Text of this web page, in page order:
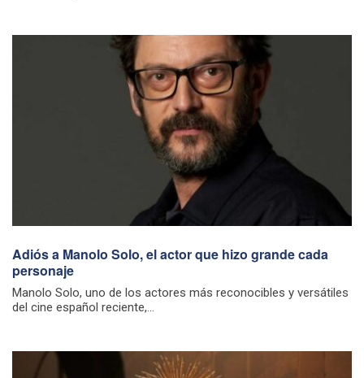
Adiós a Manolo Solo, el actor que hizo grande cada
personaje
Manolo Solo, uno de los actores más reconocibles y versátiles
del cine español reciente,...